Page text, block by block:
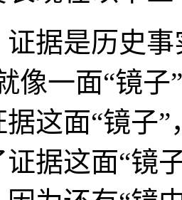
是历史事
像一面“镜
这面“镜子
据这面“镜